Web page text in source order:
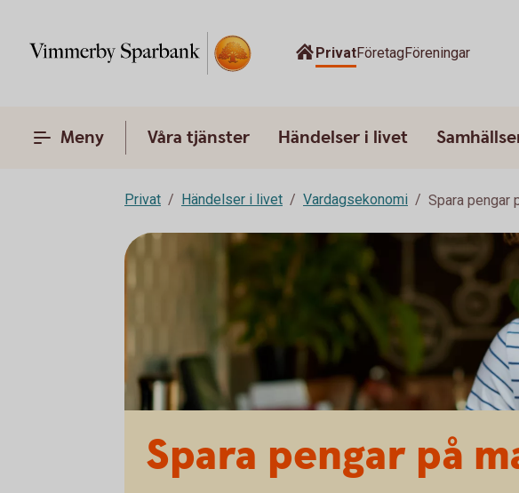
PrivatFöretagFöreningar
Meny Våra tjänster Händelser i livet
Privat Händelser i livet Vardagsekonomi Spara pengar
Spara pengar på